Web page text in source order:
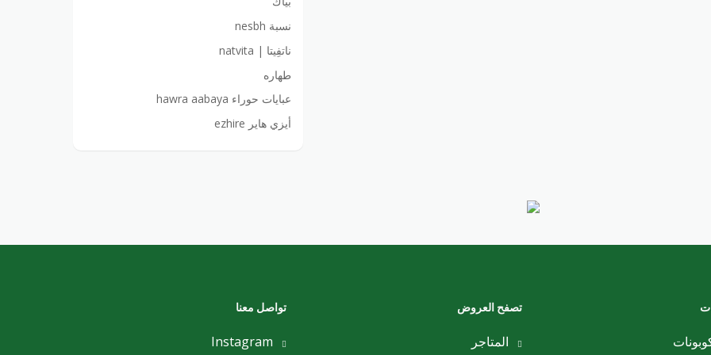
نسبة nesbh
ناتفِيتا | natvita
طهاره
عبايات حوراء hawra aabaya
أيزي هاير ezhire
تصفح العروض
المتاجر
تواصل معنا
Instagram